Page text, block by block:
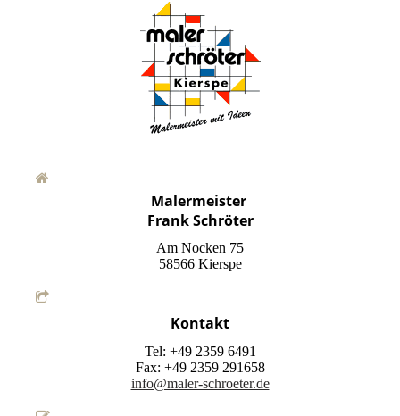
Malermeister
Frank Schröter
Am Nocken 75
58566 Kierspe
Kontakt
Tel: +49 2359 6491
Fax: +49 2359 291658
info@maler-schroeter.de